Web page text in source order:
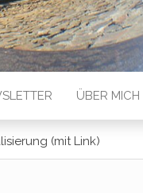
ÜBER MICH
(mit Link)